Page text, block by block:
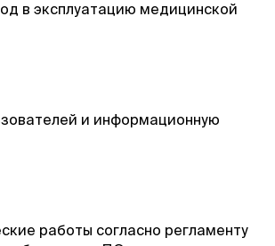
в эксплуатацию медицинской
и информационную
работы согласно регламенту